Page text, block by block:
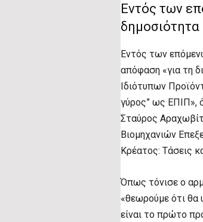
Εντός των
Εντός των
απόφαση «για τη
Ιδιότυπων
γύρος” ως ΕΠΙΠ»,
Σταύρος
Βιομηχανιών
Κρέατος: Τάσεις
Όπως τόνισε ο
«θεωρούμε ότι θα
είναι το πρώτο